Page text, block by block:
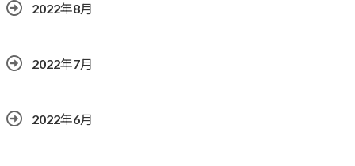
2022年8月
2022年7月
2022年6月